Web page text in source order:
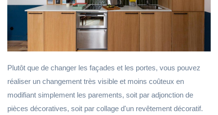
Plutôt que de changer les façades et les portes, vous pouvez
réaliser un changement très visible et moins coûteux en
modifiant simplement les parements, soit par adjonction de
pièces décoratives, soit par collage d'un revêtement décoratif.